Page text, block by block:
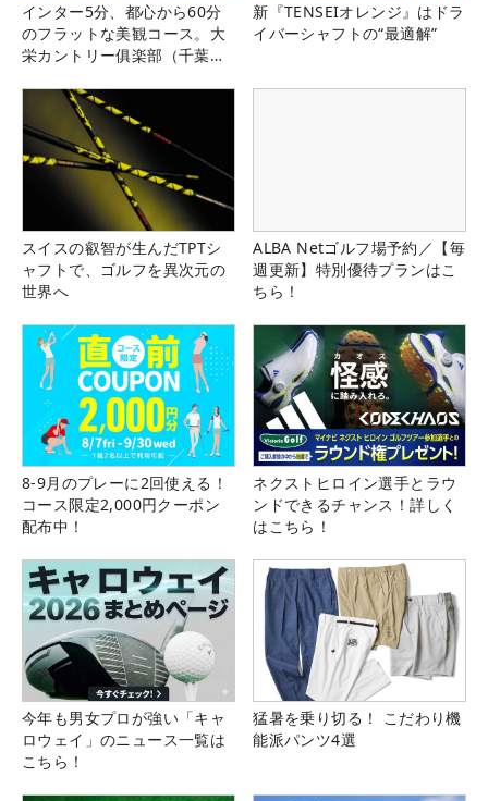
インター5分、都心から60分
のフラットな美観コース。大
栄カントリー俱楽部（千葉
新『TENSEIオレンジ』はドラ
イバーシャフトの“最適解”
スイスの叡智が生んだTPTシ
ャフトで、ゴルフを異次元の
世界へ
ALBA Netゴルフ場予約／【毎
週更新】特別優待プランはこ
ちら！
8-9月のプレーに2回使える！
コース限定2,000円クーポン
配布中！
ネクストヒロイン選手とラウ
ンドできるチャンス！詳しく
はこちら！
今年も男女プロが強い「キャ
ロウェイ」のニュース一覧は
こちら！
猛暑を乗り切る！ こだわり機
能派パンツ4選